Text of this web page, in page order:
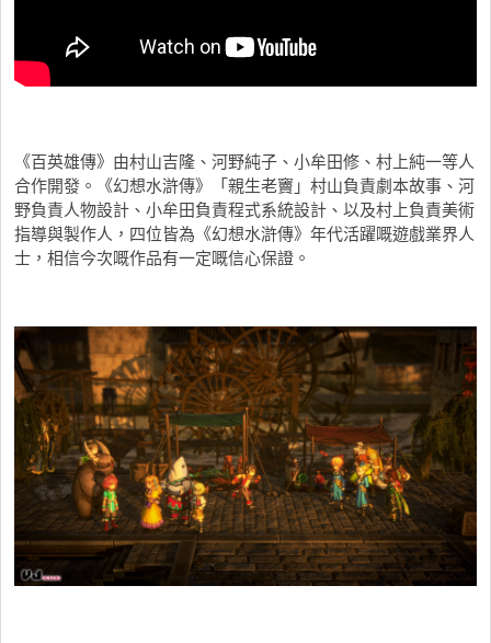
《百英雄傳》由村山吉隆、河野純子、小牟田修、村上純一等人
合作開發。《幻想水滸傳》「親生老竇」村山負責劇本故事、河
野負責人物設計、小牟田負責程式系統設計、以及村上負責美術
指導與製作人，四位皆為《幻想水滸傳》年代活躍嘅遊戲業界人
士，相信今次嘅作品有一定嘅信心保證。